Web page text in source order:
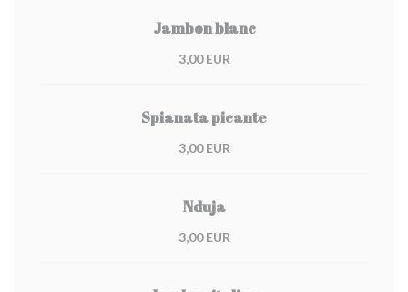
Jambon blanc
3,00 EUR
Spianata picante
3,00 EUR
Nduja
3,00 EUR